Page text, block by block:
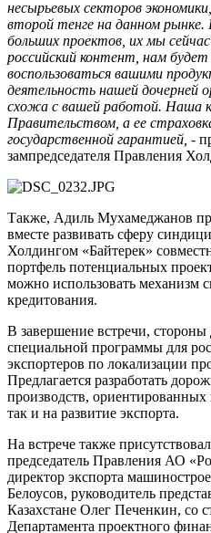
несырьевых секторов
второй тенге на данном рынке.
больших проектов, их мы
российский контент, нам
воспользоваться вашими
деятельность нашей дочерней
схожа с вашей работой. Наша
Правительством, а ее
государственной гарантией, -
зампредседателя Правления
Также, Адиль Мухамеджанов
вместе развивать сферу
Холдингом «Байтерек»
портфель потенциальных
можно использовать механизм
кредитования.
В завершение встречи, стороны
специальной программы для
экспортеров по локализации
Предлагается разработать
производств,
так и на развитие экспорта.
На встрече также
председатель Правления АО
директор экспорта
Белоусов, руководитель
Казахстане Олег Печенкин, со
Департамента проектного